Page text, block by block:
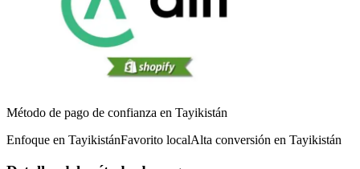
Método de pago de confianza en Tayikistán
Enfoque en TayikistánFavorito localAlta conversión en Tayikistán